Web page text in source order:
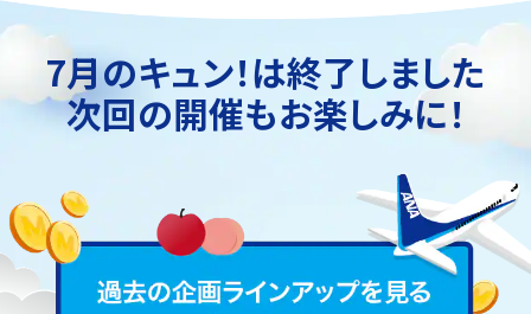
7月のキュン！は終了しました
次回の開催もお楽しみに！